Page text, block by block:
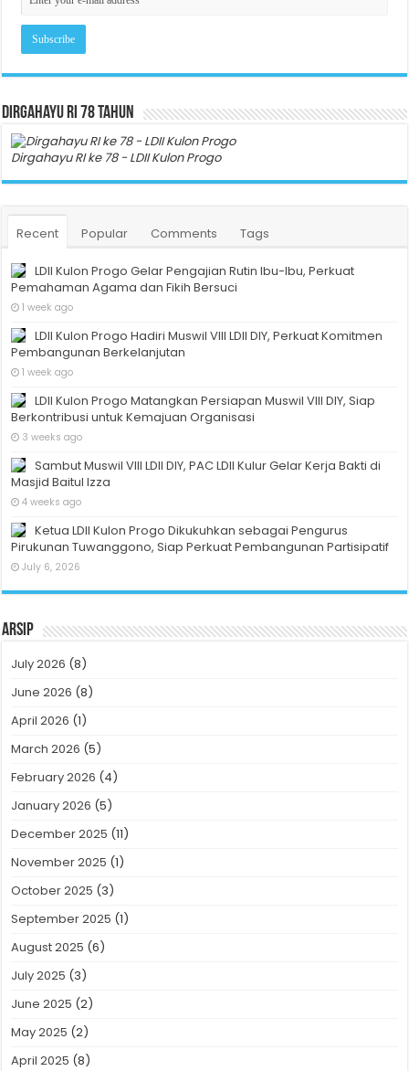
Dirgahayu RI 78 Tahun
Dirgahayu RI ke 78 - LDII Kulon Progo
Recent Popular Comments Tags
LDII Kulon Progo Gelar Pengajian Rutin Ibu-Ibu, Perkuat
Pemahaman Agama dan Fikih Bersuci
1 week ago
LDII Kulon Progo Hadiri Muswil VIII LDII DIY, Perkuat Komitmen
Pembangunan Berkelanjutan
1 week ago
LDII Kulon Progo Matangkan Persiapan Muswil VIII DIY, Siap
Berkontribusi untuk Kemajuan Organisasi
3 weeks ago
Sambut Muswil VIII LDII DIY, PAC LDII Kulur Gelar Kerja Bakti di
Masjid Baitul Izza
4 weeks ago
Ketua LDII Kulon Progo Dikukuhkan sebagai Pengurus
Pirukunan Tuwanggono, Siap Perkuat Pembangunan Partisipatif
July 6, 2026
Arsip
July 2026 (8)
June 2026 (8)
April 2026 (1)
March 2026 (5)
February 2026 (4)
January 2026 (5)
December 2025 (11)
November 2025 (1)
October 2025 (3)
September 2025 (1)
August 2025 (6)
July 2025 (3)
June 2025 (2)
May 2025 (2)
April 2025 (8)